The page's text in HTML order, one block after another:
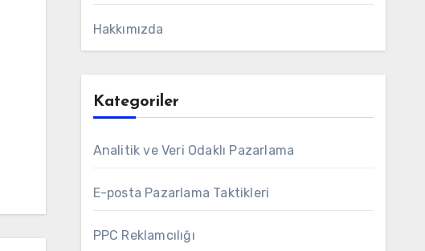
Hakkımızda
Kategoriler
Analitik ve Veri Odaklı Pazarlama
E-posta Pazarlama Taktikleri
PPC Reklamcılığı